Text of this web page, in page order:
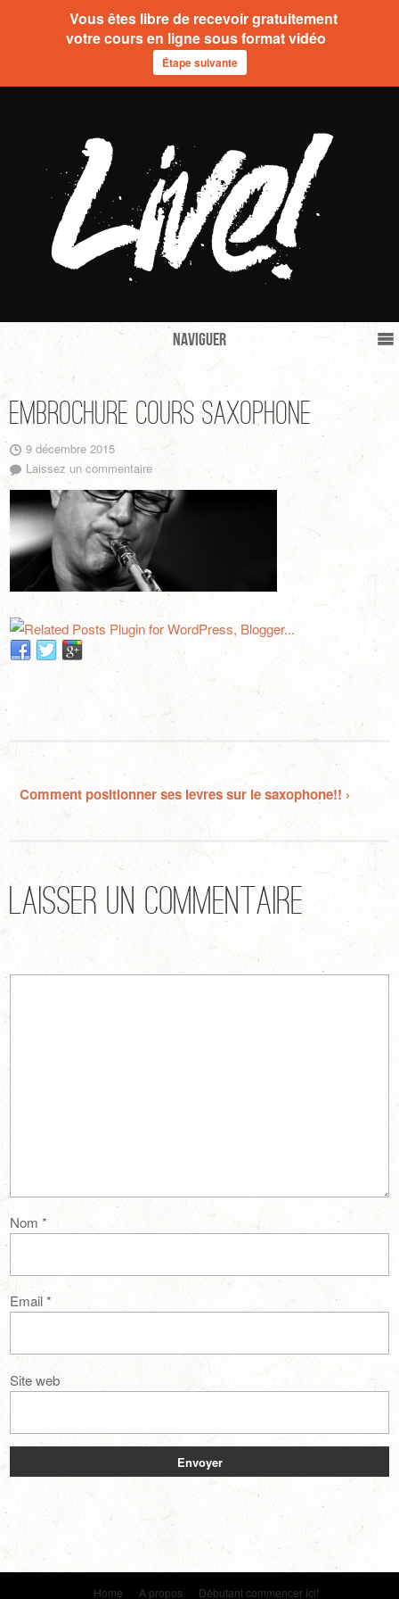
Naviguer
Embrochure cours saxophone
9 décembre 2015
Laissez un commentaire
Comment positionner ses levres sur le saxophone!! ›
Laisser un commentaire
Nom*
Email*
Site web
Home A propos Débutant commencer ici!
Vous êtes libre de recevoir gratuitement
votre cours en ligne sous format vidéo
Étape suivante